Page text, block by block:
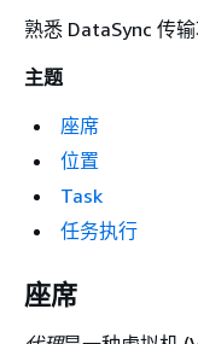
熟悉 DataSync 传输
主题
座席
位置
Task
任务执行
座席